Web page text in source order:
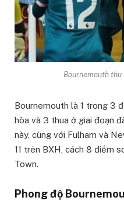
Bournemouth
Bournemouth là 1 trong 3
hòa và 3 thua ở giai đoạn
này, cùng với Fulham và
11 trên BXH, cách 8 điểm
Town.
Phong độ